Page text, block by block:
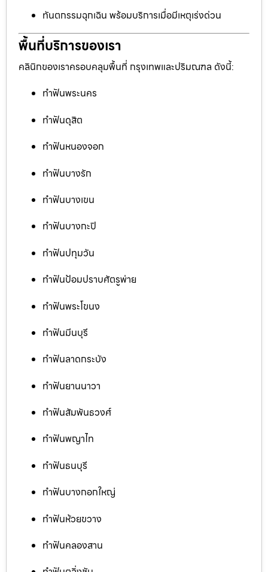
ทันตกรรมฉุกเฉิน พร้อมบริการเมื่อมีเหตุเร่งด่วน
พื้นที่บริการของเรา
คลินิกของเราครอบคลุมพื้นที่ กรุงเทพและปริมณฑล ดังนี้:
ทำฟันพระนคร
ทำฟันดุสิต
ทำฟันหนองจอก
ทำฟันบางรัก
ทำฟันบางเขน
ทำฟันบางกะปิ
ทำฟันปทุมวัน
ทำฟันป้อมปราบศัตรูพ่าย
ทำฟันพระโขนง
ทำฟันมีนบุรี
ทำฟันลาดกระบัง
ทำฟันยานนาวา
ทำฟันสัมพันธวงศ์
ทำฟันพญาไท
ทำฟันธนบุรี
ทำฟันบางกอกใหญ่
ทำฟันห้วยขวาง
ทำฟันคลองสาน